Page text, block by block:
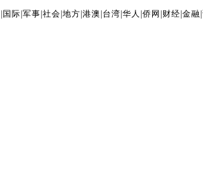
国际 |军事 |社会 |地方 |港澳 台湾 |华人 |侨网 财经 |金融 |